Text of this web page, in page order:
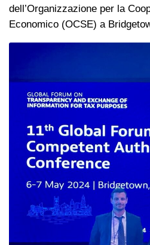
dell’Organizzazione per la
Economico (OCSE) a